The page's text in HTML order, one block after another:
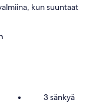
kun suuntaat
• 3 sänkyä